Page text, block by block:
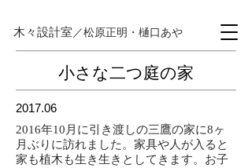
木々設計室 ／松原正明・樋口あや
小さな二つ庭の家
2017.06
2016年10月に引き渡しの三鷹の家に8ヶ
月ぶりに訪れました。家具や人が入ると
家も植木も生き生きとしてきます。お子